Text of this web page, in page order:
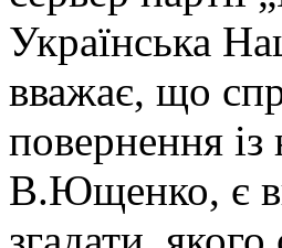
Українська
вважає, що
повернення із
В.Ющенко, є